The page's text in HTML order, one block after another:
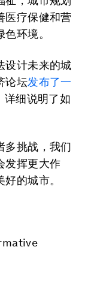
医疗保健和营
环境。
设计未来的城
论坛发布了一
详细说明了如
多挑战，我们
发挥更大作
的城市。